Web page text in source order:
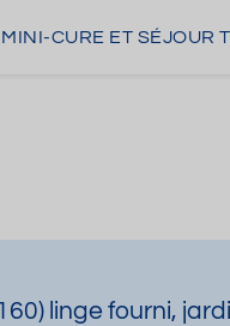
MINI-CURE ET SÉJOUR
linge fourni,